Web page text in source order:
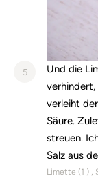
5
Und die
verleiht
Säure.
streuen.
Salz aus
Limette (1 )